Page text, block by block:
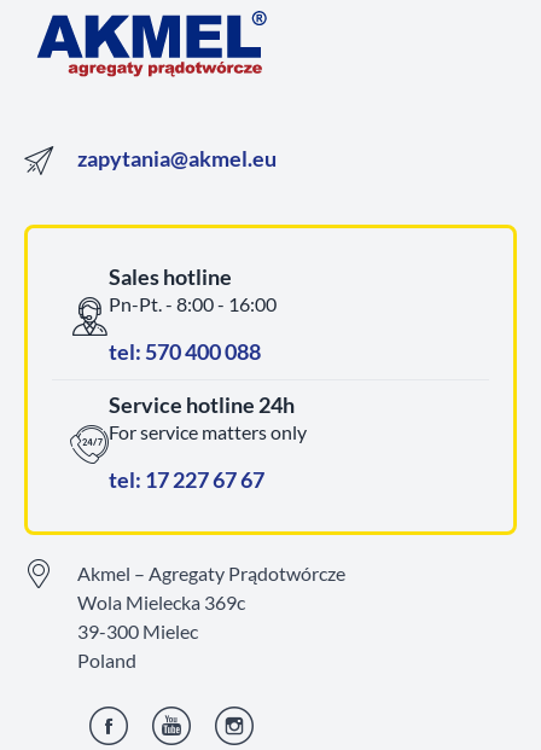
zapytania@akmel.eu
Sales hotline
Pn-Pt. - 8:00 - 16:00
tel: 570 400 088
Service hotline 24h
For service matters only
tel: 17 227 67 67
Akmel – Agregaty Prądotwórcze
Wola Mielecka 369c
39-300 Mielec
Poland